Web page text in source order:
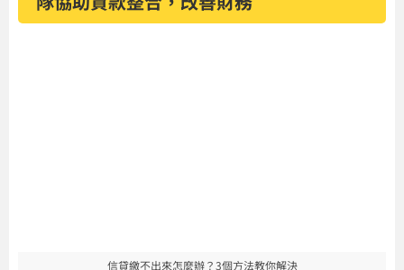
信貸繳不出來怎麼辦？3個方法教你解決